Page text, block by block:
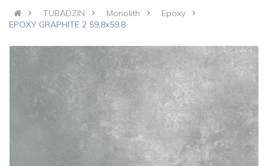
TUBADZIN Monolith
Epoxy
EPOXY GRAPHITE 2 59,8x59,8